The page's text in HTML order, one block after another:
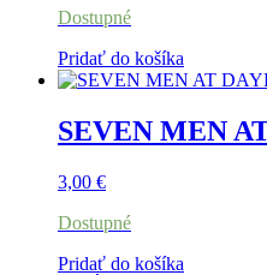
Dostupné
Pridať do košíka
SEVEN MEN
3,00 €
Dostupné
Pridať do košíka